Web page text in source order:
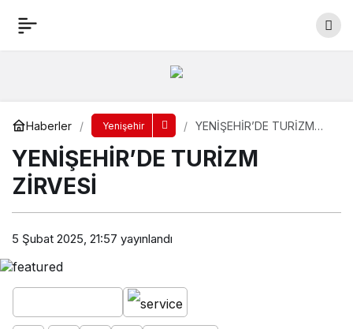
Haberler Yenişehir
YENİŞEHİR’DE TURİZM
YENİŞEHİR’DE TURİZM
ZİRVESİ
5 Şubat 2025, 21:57 yayınlandı